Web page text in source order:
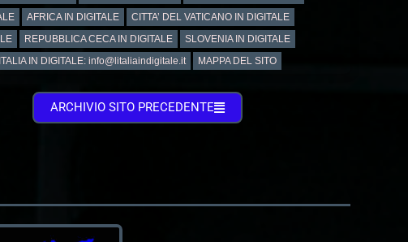
AFRICA IN DIGITALE
CITTA’ DEL VATICANO IN DIGITALE
REPUBBLICA CECA IN DIGITALE
SLOVENIA IN DIGITALE
IN DIGITALE: info@litaliaindigitale.it MAPPA DEL SITO
ARCHIVIO SITO PRECEDENTE